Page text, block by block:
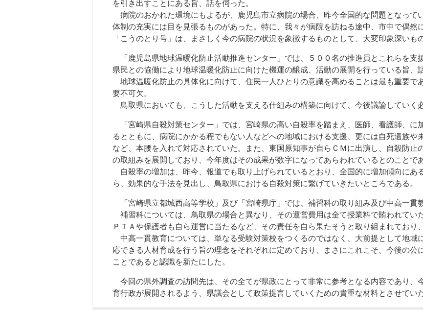
を引き出すことにある旨、話を伺った。
病院のおかれた環境にもよるが、鹿児島市立病院の場合、昨今全国的な問題となって
体制の充実には目を見張るものがあった。特に、我々が病院を訪ねる途中、市中で偶然
「こうのとり号」は、まさしく今の病院の状況を象徴するものとして、大変印象深いも
「鹿児島県地球温暖化防止活動推進センター」では、５００名の推進員とこれらを支
県民との協働により地球温暖化防止に向けた機運の醸成、活動の展開を行っている旨、
地球温暖化防止の具体化に向けて、住民一人ひとりの意識を高めることは最も重要で
要不可欠。
鳥取県においても、こうした活動を支える仕組みの構築に向けて、今後議論していく
「宮崎県自殺対策センター」では、宮崎県の高い自殺率を踏まえ、医師、看護師、に
るとともに、病院にかかる程でもない人などへの地域における支援、更には自死遺族や
など、本腰を入れて対応されていた。また、東国原知事が自らＣＭに出演し、自殺防止
の取組みを展開しており、今年度はその成果が数字になってあらわれているとのことで
自殺率の増加は、昨今、報道でも取り上げられているとおり、全国的に増加傾向にあ
ら、効果的な手法を見出し、鳥取県における自殺対策に繋げていきたいところである。
「宮崎県立都城西高等学校」及び「宮崎県庁」では、補習科の取り組み及び中高一貫
補習科については、鳥取県の場合と異なり、その運営費用は全て授業料で賄われてい
ＰＴＡや保護者も自ら運営に当たるなど、その責任を自ら果たそうと取り組まれており
中高一貫教育については、単なる受験対策校をつくるのではなく、大前提として地域
応できる人材育成を行う旨の理念をそれぞれに定めており、まさにこれこそ、今後の公
ことであると認識を新たにした。
今回の県外調査の訪問先は、その全てが県政にとって非常に参考となる内容であり、
育行政が展開されるよう、県議会として政策提言していくための貴重な材料とさせてい